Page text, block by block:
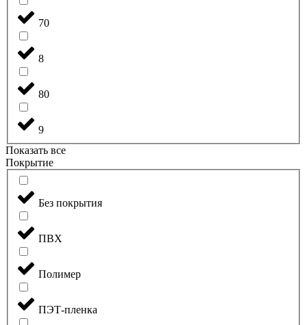
70
8
80
9
Показать все
Покрытие
Без покрытия
ПВХ
Полимер
ПЭТ-пленка